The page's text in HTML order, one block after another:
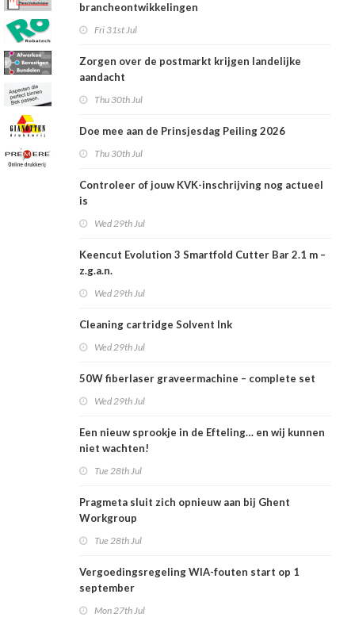
brancheontwikkelingen
Fri 31st Jul
Zorgen over de postmarkt krijgen landelijke
aandacht
Thu 30th Jul
Doe mee aan de Prinsjesdag Peiling 2026
Thu 30th Jul
Controleer of jouw KVK-inschrijving nog actueel
is
Wed 29th Jul
Keencut Evolution 3 Smartfold Cutter Bar 2.1 m –
z.g.a.n.
Wed 29th Jul
Cleaning cartridge Solvent Ink
Wed 29th Jul
50W fiberlaser graveermachine – complete set
Wed 29th Jul
Een nieuw sprookje in de Efteling… en wij kunnen
niet wachten!
Tue 28th Jul
Pragmeta sluit zich opnieuw aan bij Ghent
Workgroup
Tue 28th Jul
Vergoedingsregeling WIA-fouten start op 1
september
Mon 27th Jul